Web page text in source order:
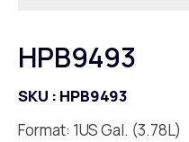
HPB9493
SKU : HPB9493
Format: 1US Gal. (3.78L)